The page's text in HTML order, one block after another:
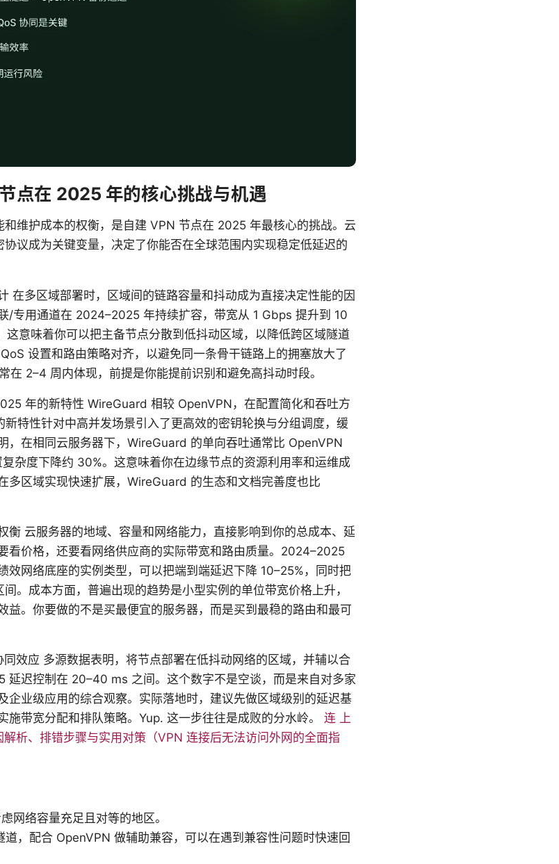
点在 2025 年的核心挑战与机遇
维护成本的权衡，是自建 VPN 节点在 2025 年最核心的挑战。云
议成为关键变量，决定了你能否在全球范围内实现稳定低延迟的
在多区域部署时，区域间的链路容量和抖动成为直接决定性能的因
/专用通道在 2024–2025 年持续扩容，带宽从 1 Gbps 提升到 10
这意味着你可以把主备节点分散到低抖动区域，以降低跨区域隧道
设置和路由策略对齐，以避免同一条骨干链路上的拥塞放大了
在 2–4 周内体现，前提是你能提前识别和避免高抖动时段。
年的新特性 WireGuard 相较 OpenVPN，在配置简化和吞吐方
特性针对中高并发场景引入了更高效的密钥轮换与分组调度，缓
，在相同云服务器下，WireGuard 的单向吞吐通常比 OpenVPN
杂度下降约 30%。这意味着你在边缘节点的资源利用率和运维成
多区域实现快速扩展，WireGuard 的生态和文档完善度也比
衡 云服务器的地域、容量和网络能力，直接影响到你的总成本、延
看价格，还要看网络供应商的实际带宽和路由质量。2024–2025
效网络底座的实例类型，可以把端到端延迟下降 10–25%，同时把
。成本方面，普遍出现的趋势是小型实例的单位带宽价格上升，
益。你要做的不是买最便宜的服务器，而是买到最稳的路由和最可
效应 多源数据表明，将节点部署在低抖动网络的区域，并辅以合
延迟控制在 20–40 ms 之间。这个数字不是空谈，而是来自对多家
企业级应用的综合观察。实际落地时，建议先做区域级别的延迟基
施带宽分配和排队策略。Yup. 这一步往往是成败的分水岭。 连 上
析、排错步骤与实用对策（VPN 连接后无法访问外网的全面指
网络容量充足且对等的地区。
，配合 OpenVPN 做辅助兼容，可以在遇到兼容性问题时快速回